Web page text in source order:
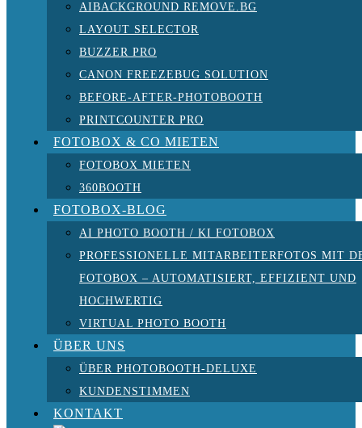
AIBACKGROUND REMOVE.BG
LAYOUT SELECTOR
BUZZER PRO
CANON FREEZEBUG SOLUTION
BEFORE-AFTER-PHOTOBOOTH
PRINTCOUNTER PRO
FOTOBOX & CO MIETEN
FOTOBOX MIETEN
360BOOTH
FOTOBOX-BLOG
AI PHOTO BOOTH / KI FOTOBOX
PROFESSIONELLE MITARBEITERFOTOS MIT
FOTOBOX – AUTOMATISIERT, EFFIZIENT UND
HOCHWERTIG
VIRTUAL PHOTO BOOTH
ÜBER UNS
ÜBER PHOTOBOOTH-DELUXE
KUNDENSTIMMEN
KONTAKT